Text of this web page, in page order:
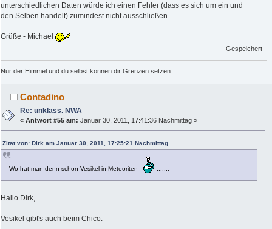
unterschiedlichen Daten würde ich einen Fehler (dass es sich um ein und
den Selben handelt) zumindest nicht ausschließen...
Grüße - Michael
Gespeichert
Nur der Himmel und du selbst können dir Grenzen setzen.
Contadino
Re: unklass. NWA
«Antwort #55 am: Januar 30, 2011, 17:41:36 Nachmittag »
Zitat von: Dirk am Januar 30, 2011, 17:25:21 Nachmittag
Wo hat man denn schon Vesikel in Meteoriten
Hallo Dirk,
Vesikel gibt's auch beim Chico: